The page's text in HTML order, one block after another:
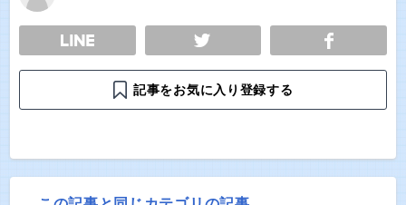
TWEET
記事をお気に入り登録する